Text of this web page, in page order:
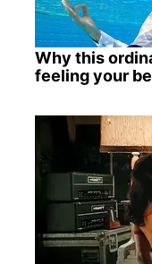
Why this
feeling your